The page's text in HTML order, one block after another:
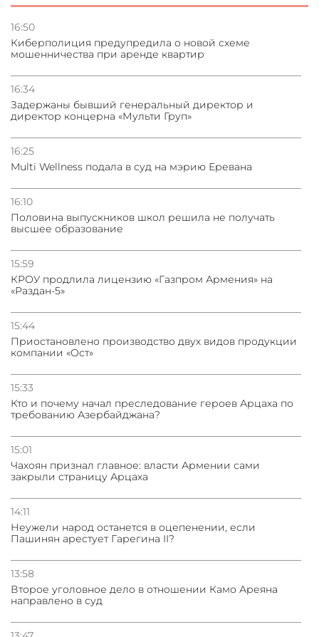
16:50
Киберполиция предупредила о новой схеме
мошенничества при аренде квартир
16:34
Задержаны бывший генеральный директор и
директор концерна «Мульти Груп»
16:25
Multi Wellness подала в суд на мэрию Еревана
16:10
Половина выпускников школ решила не получать
высшее образование
15:59
КРОУ продлила лицензию «Газпром Армения» на
«Раздан-5»
15:44
Приостановлено производство двух видов продукции
компании «Ост»
15:33
Кто и почему начал преследование героев Арцаха по
требованию Азербайджана?
15:01
Чахоян признал главное: власти Армении сами
закрыли страницу Арцаха
14:11
Неужели народ останется в оцепенении, если
Пашинян арестует Гарегина II?
13:58
Второе уголовное дело в отношении Камо Ареяна
направлено в суд
Сотрудничество и очереди – детали визита главы
31.07.2026
31.07.2026
условии прекращения огня